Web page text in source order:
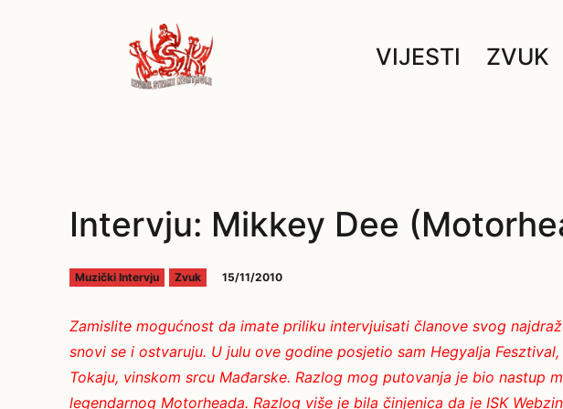
VIJESTI ZVUK
Intervju: Mikkey Dee
Muzički Intervju Zvuk 15/11/2010
Zamislite mogućnost da imate priliku intervjuisati članove svog
snovi se i ostvaruju. U julu ove godine posjetio sam Hegyalja
Tokaju, vinskom srcu Mađarske. Razlog mog putovanja je bio nastup
legendarnog Motorheada. Razlog više je bila činjenica da je ISK